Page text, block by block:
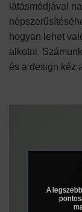
látásmódjával
hogyan lehet
alkotni.
és a design kéz
A